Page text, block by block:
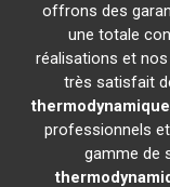
offrons des
une totale
réalisations et
très satisfait
professionnels
gamme de